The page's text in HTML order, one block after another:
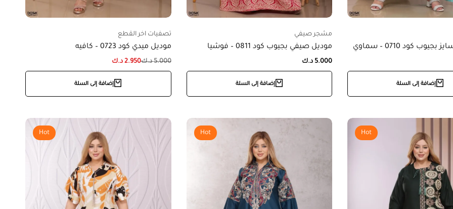
كود 0710 – سماوي
إضافة إلى السلة
مشجر صيفي
موديل صيفي بجيوب كود 0811 – فوشيا
5.000 د.ك
إضافة إلى السلة
تصفيات اخر القطع
موديل ميدي كود 0723 – كافيه
5.000 د.ك2.950 د.ك
إضافة إلى السلة
Hot
Hot
Hot